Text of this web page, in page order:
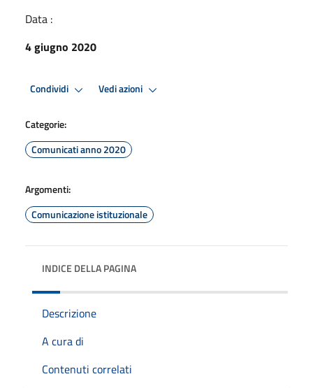
Data :
4 giugno 2020
Condividi Vedi azioni
Categorie:
Comunicati anno 2020
Argomenti:
Comunicazione istituzionale
INDICE DELLA PAGINA
Descrizione
A cura di
Contenuti correlati